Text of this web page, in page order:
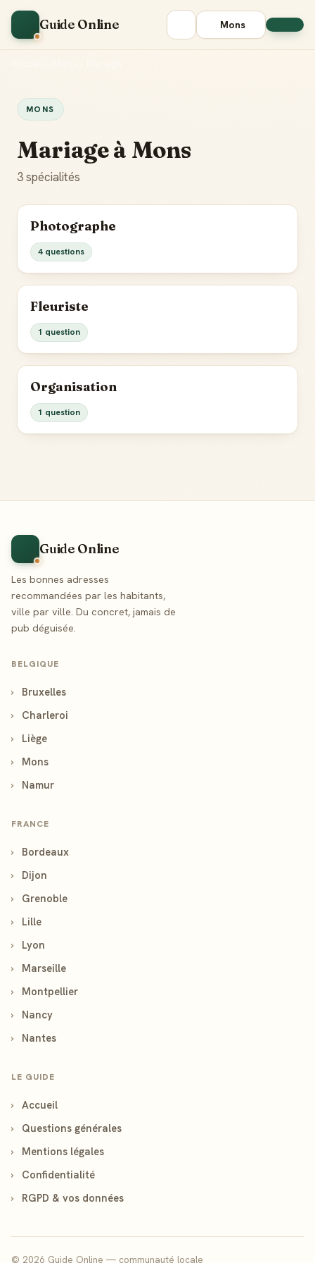
Guide Online Mons
MONS
Mariage à Mons
3 spécialités
Photographe
4 questions
Fleuriste
1 question
Organisation
1 question
Guide Online
Les bonnes adresses
recommandées par les habitants,
ville par ville. Du concret, jamais de
pub déguisée.
BELGIQUE
›
Bruxelles
›
Charleroi
›
Liège
›
Mons
›
Namur
FRANCE
›
Bordeaux
›
Dijon
›
Grenoble
›
Lille
›
Lyon
›
Marseille
›
Montpellier
›
Nancy
›
Nantes
LE GUIDE
›
Accueil
›
Questions générales
›
Mentions légales
›
Confidentialité
›
RGPD & vos données
© 2026 Guide Online — communauté locale